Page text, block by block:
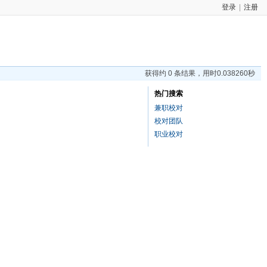
登录 注册
获得约 0 条结果，用时0.038260秒
热门搜索
兼职校对
校对团队
职业校对